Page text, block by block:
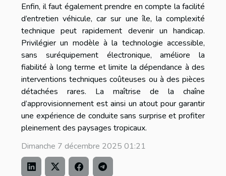
Enfin, il faut également prendre en compte la facilité
d’entretien véhicule, car sur une île, la complexité
technique peut rapidement devenir un handicap.
Privilégier un modèle à la technologie accessible,
sans suréquipement électronique, améliore la
fiabilité à long terme et limite la dépendance à des
interventions techniques coûteuses ou à des pièces
détachées rares. La maîtrise de la chaîne
d’approvisionnement est ainsi un atout pour garantir
une expérience de conduite sans surprise et profiter
pleinement des paysages tropicaux.
Dimanche 7 décembre 2025 01:21